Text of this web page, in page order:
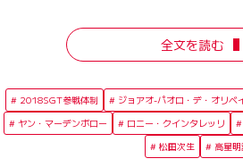
全文を読む
2018SGT参戦体制 ジョアオ-パオロ・デ・オリベ
ヤン・マーデンボロー
ロニー・クインタレッリ
松田次生
高星